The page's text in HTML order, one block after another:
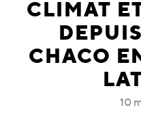
CLIMAT
CHACO
10